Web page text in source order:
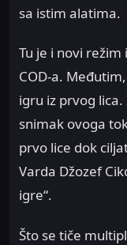
sa istim alatima.
Tu je i novi
COD-a.
igru iz prvog
snimak ovoga
prvo lice dok
Varda Džozef
igre“.
Što se tiče